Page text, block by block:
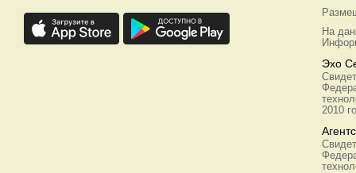
На
Эхо
2010